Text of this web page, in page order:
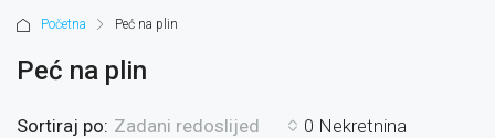
Početna Peć na plin
Peć na plin
0 Nekretnina
Sortiraj po: Zadani redoslijed